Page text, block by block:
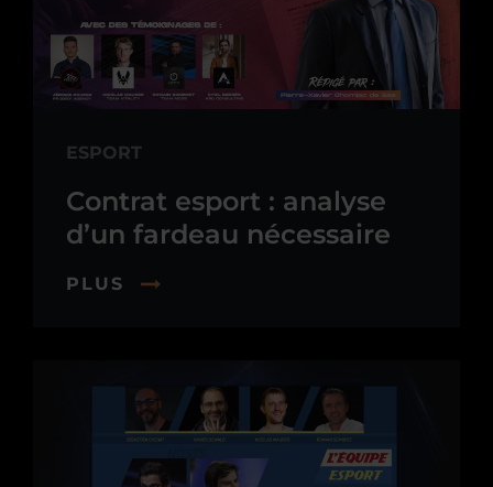
ESPORT
Contrat esport : analyse
d’un fardeau nécessaire
PLUS